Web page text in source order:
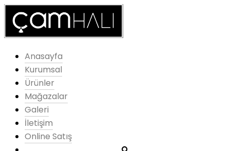
Anasayfa
Kurumsal
Ürünler
Mağazalar
Galeri
İletişim
Online Satış